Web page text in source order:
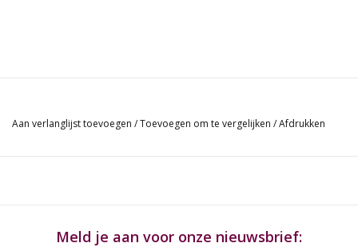
Aan verlanglijst toevoegen /Toevoegen om te vergelijken /Afdrukken
Meld je aan voor onze nieuwsbrief: